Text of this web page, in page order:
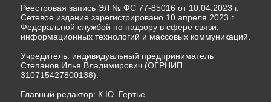
Реестровая запись ЭЛ № ФС 77-85016 от 10.04.2023 г.
Сетевое издание зарегистрировано 10 апреля 2023 г.
Федеральной службой по надзору в сфере связи,
информационных технологий и массовых коммуникаций.
Учредитель: индивидуальный предприниматель
Степанов Илья Владимирович (ОГРНИП
310715427800138).
Главный редактор: К.Ю. Гертье.